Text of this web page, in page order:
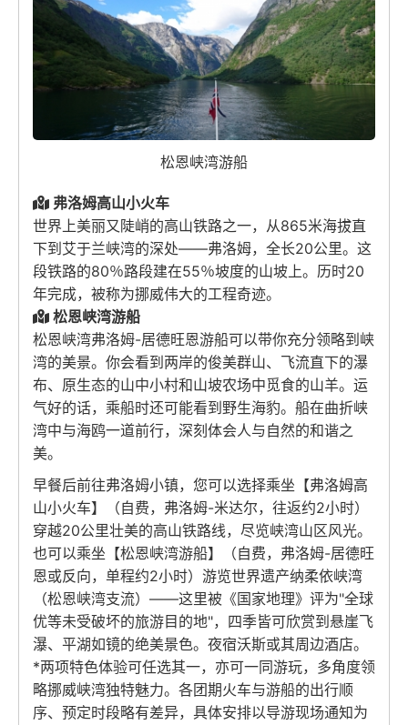
松恩峡湾游船
弗洛姆高山小火车
世界上美丽又陡峭的高山铁路之一，从865米海拔直
下到艾于兰峡湾的深处——弗洛姆，全长20公里。这
段铁路的80％路段建在55％坡度的山坡上。历时20
年完成，被称为挪威伟大的工程奇迹。
松恩峡湾游船
松恩峡湾弗洛姆-居德旺恩游船可以带你充分领略到峡
湾的美景。你会看到两岸的俊美群山、飞流直下的瀑
布、原生态的山中小村和山坡农场中觅食的山羊。运
气好的话，乘船时还可能看到野生海豹。船在曲折峡
湾中与海鸥一道前行，深刻体会人与自然的和谐之
美。
早餐后前往弗洛姆小镇，您可以选择乘坐【弗洛姆高
山小火车】（自费，弗洛姆-米达尔，往返约2小时）
穿越20公里壮美的高山铁路线，尽览峡湾山区风光。
也可以乘坐【松恩峡湾游船】（自费，弗洛姆-居德旺
恩或反向，单程约2小时）游览世界遗产纳柔依峡湾
（松恩峡湾支流）——这里被《国家地理》评为"全球
优等未受破坏的旅游目的地"，四季皆可欣赏到悬崖飞
瀑、平湖如镜的绝美景色。夜宿沃斯或其周边酒店。
*两项特色体验可任选其一，亦可一同游玩，多角度领
略挪威峡湾独特魅力。各团期火车与游船的出行顺
序、预定时段略有差异，具体安排以导游现场通知为